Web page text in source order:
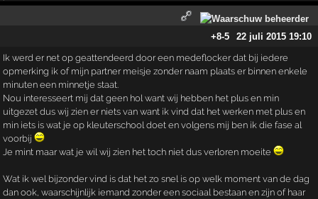
+8-5 22 juli 2015 19:10
Ik werd er net op geattendeerd door een medeflocker dat bij iedere
opmerking ik of mijn partner meisje zonder naam plaats er binnen enkele
minuten een minnetje staat.
Nou interesseert mij dat geen hol want wij hebben het plus en min
uitgezet dus wij zien er niets van want ik vind dat het werken met plus en
min iets is wat je op kleuterschool doet en volgens mij ben ik die fase al
voorbij
Je mint maar wat je wil wij zien het toch niet dus verloren moeite
Wat ik wel bijzonder vind is dat het zo snel is op welk moment van de dag
dan ook, waarschijnlijk iemand zonder een sociaal bestaan en zijn of haar